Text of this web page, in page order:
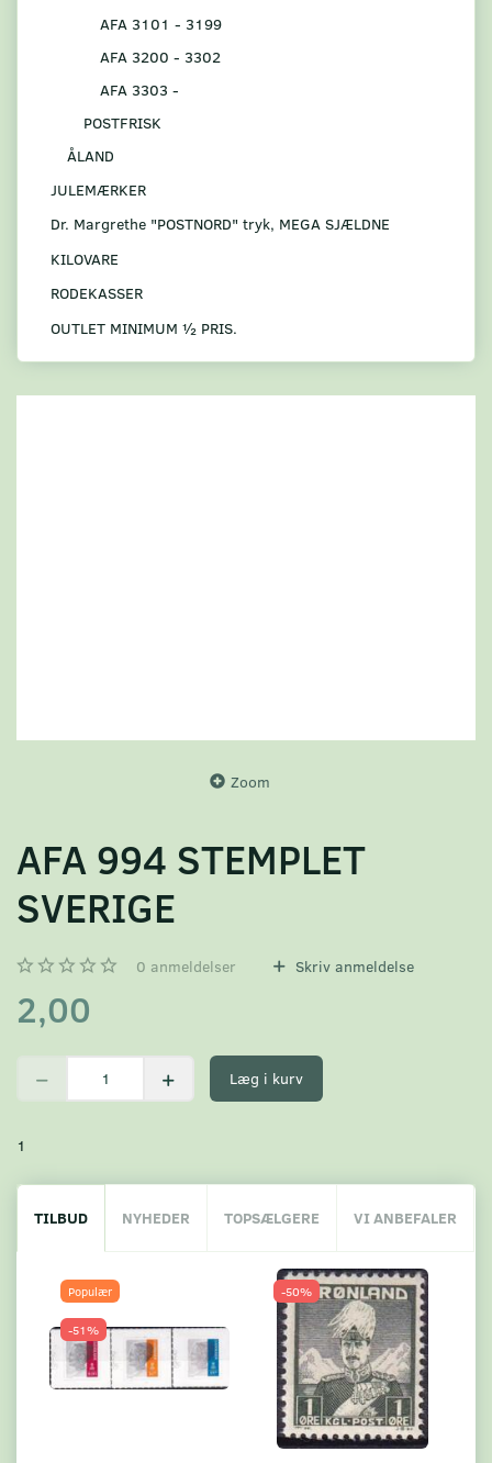
AFA 3101 - 3199
AFA 3200 - 3302
AFA 3303 -
POSTFRISK
ÅLAND
JULEMÆRKER
Dr. Margrethe "POSTNORD" tryk, MEGA SJÆLDNE
KILOVARE
RODEKASSER
OUTLET MINIMUM ½ PRIS.
Zoom
AFA 994 STEMPLET
SVERIGE
0 anmeldelser Skriv anmeldelse
2,00
Læg i kurv
1
TILBUD NYHEDER TOPSÆLGERE VI ANBEFALER
Populær
-51%
-50%